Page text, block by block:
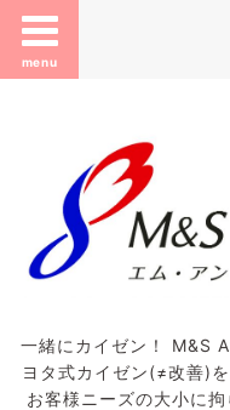
menu
一緒にカイゼン！ M&S
ヨタ式カイゼン(≠改善)
お客様ニーズの大小に